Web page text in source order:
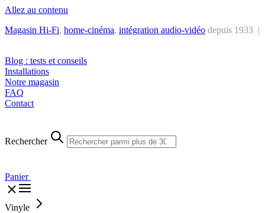
Allez au contenu
Magasin Hi-Fi, home-cinéma, intégration audio-vidéo depuis 1933 |
Blog : tests et conseils
Installations
Notre magasin
FAQ
Contact
Rechercher
Panier
Vinyle